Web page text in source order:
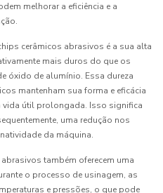
melhorar a eficiência e a
cerâmicos abrasivos é a sua alta
mais duros do que os
óxido de alumínio. Essa dureza
mantenham sua forma e eficácia
vida útil prolongada. Isso significa
uma redução nos
da máquina.
também oferecem uma
o processo de usinagem, as
e pressões, o que pode